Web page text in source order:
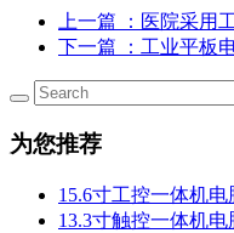
上一篇
：医院采用
下一篇
：工业平板
为您推荐
15.6寸工控一体机电
13.3寸触控一体机电